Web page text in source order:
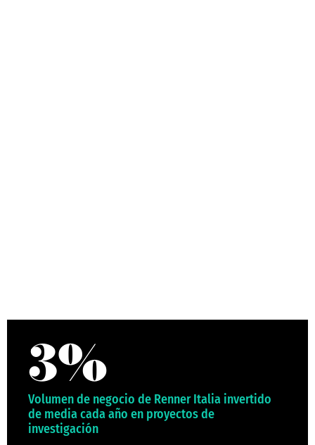
Volumen de negocio de Renner Italia invertido
de media cada año en proyectos de
investigación
3%